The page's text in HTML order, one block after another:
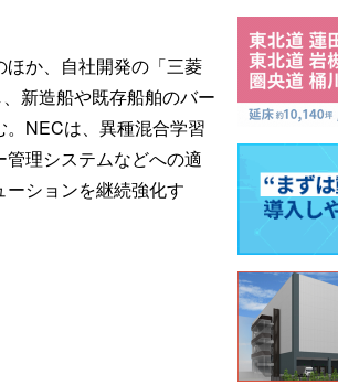
か、自社開発の「三菱
新造船や既存船舶のバー
NECは、異種混合学習
理システムなどへの適
ションを継続強化す